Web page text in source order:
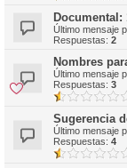
Último mensaje
Respuestas: 2
Nombres
Último mensaje
Respuestas: 3
Sugerencia
Último mensaje
Respuestas: 4